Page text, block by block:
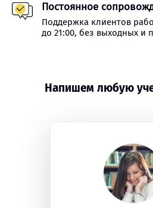
Постоянное
Поддержка клиентов
до 21:00, без выходных и
Напишем любую